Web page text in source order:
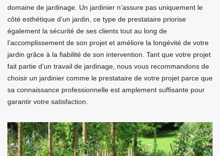
domaine de jardinage. Un jardinier n’assure pas uniquement le
côté esthétique d’un jardin, ce type de prestataire priorise
également la sécurité de ses clients tout au long de
l’accomplissement de son projet et améliore la longévité de votre
jardin grâce à la fiabilité de son intervention. Tant que votre projet
fait partie d’un travail de jardinage, nous vous recommandons de
choisir un jardinier comme le prestataire de votre projet parce que
sa connaissance professionnelle est amplement suffisante pour
garantir votre satisfaction.